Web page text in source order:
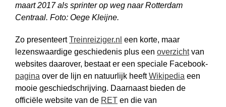
maart 2017 als sprinter op weg naar Rotterdam
Centraal. Foto: Oege Kleijne.
Zo presenteertTreinreiziger.nl een korte, maar
lezenswaardige geschiedenis plus een overzichtvan
websites daarover, bestaat er een speciale Facebook-
pagina over de lijn en natuurlijk heeftWikipedia een
mooie geschiedschrijving. Daarnaast bieden de
officiële website van de RET en die van